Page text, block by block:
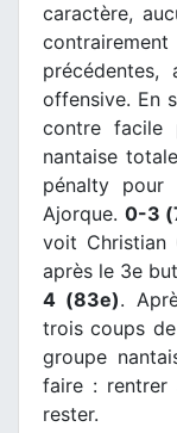
caractère,
précédentes,
offensive. En
contre facile
nantaise
pénalty pour
Ajorque. 0-3
voit Christian
après le 3e
4 (83e).
trois coups
groupe
faire : rentrer
rester.